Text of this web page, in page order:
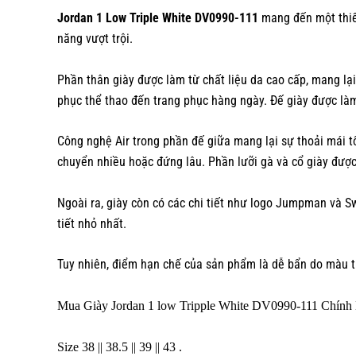
Jordan 1 Low Triple White DV0990-111 mang đến một
năng vượt trội.
Phần thân giày được làm từ chất liệu da cao cấp, mang
phục thể thao đến trang phục hàng ngày. Đế giày được
Công nghệ Air trong phần đế giữa mang lại sự thoải mái
chuyển nhiều hoặc đứng lâu. Phần lưỡi gà và cổ giày
Ngoài ra, giày còn có các chi tiết như logo Jumpman và
tiết nhỏ nhất.
Tuy nhiên, điểm hạn chế của sản phẩm là dễ bẩn do
Mua Giày Jordan 1 low Tripple White DV0990-111 Chính
Size 38 || 38.5 || 39 || 43 .